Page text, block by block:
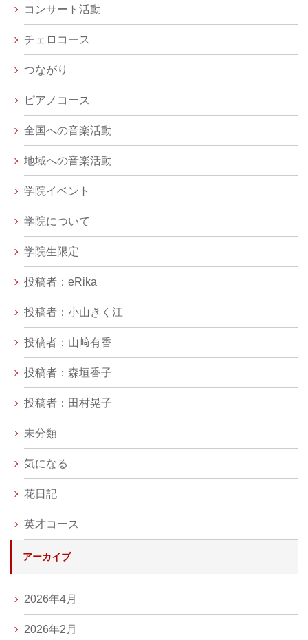
コンサート活動
チェロコース
つながり
ピアノコース
全国への音楽活動
地域への音楽活動
学院イベント
学院について
学院生限定
投稿者：eRika
投稿者：小山きく江
投稿者：山﨑有香
投稿者：森垣香子
投稿者：田村晃子
未分類
気になる
花日記
英才コース
アーカイブ
2026年4月
2026年2月